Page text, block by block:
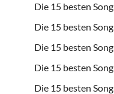
Die 15 besten
Die 15 besten
Die 15 besten
Die 15 besten
Die 15 besten